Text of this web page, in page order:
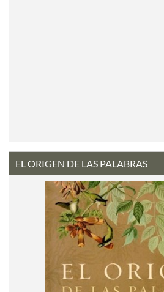
EL ORIGEN DE LAS PALABRAS